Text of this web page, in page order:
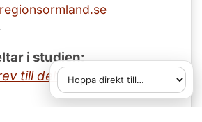
regionsormland.se
i studien:
till deltagare om studien
Hoppa direkt till
När du väljer ett alternativ